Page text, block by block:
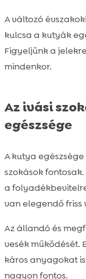
A változó
kulcsa a kutyák
Figyeljünk a
mindenkor.
Az ivási
egészsége
A kutya
szokások
a
van elegendő friss
Az állandó és
vesék működését.
káros anyagokat
nagyon fontos.